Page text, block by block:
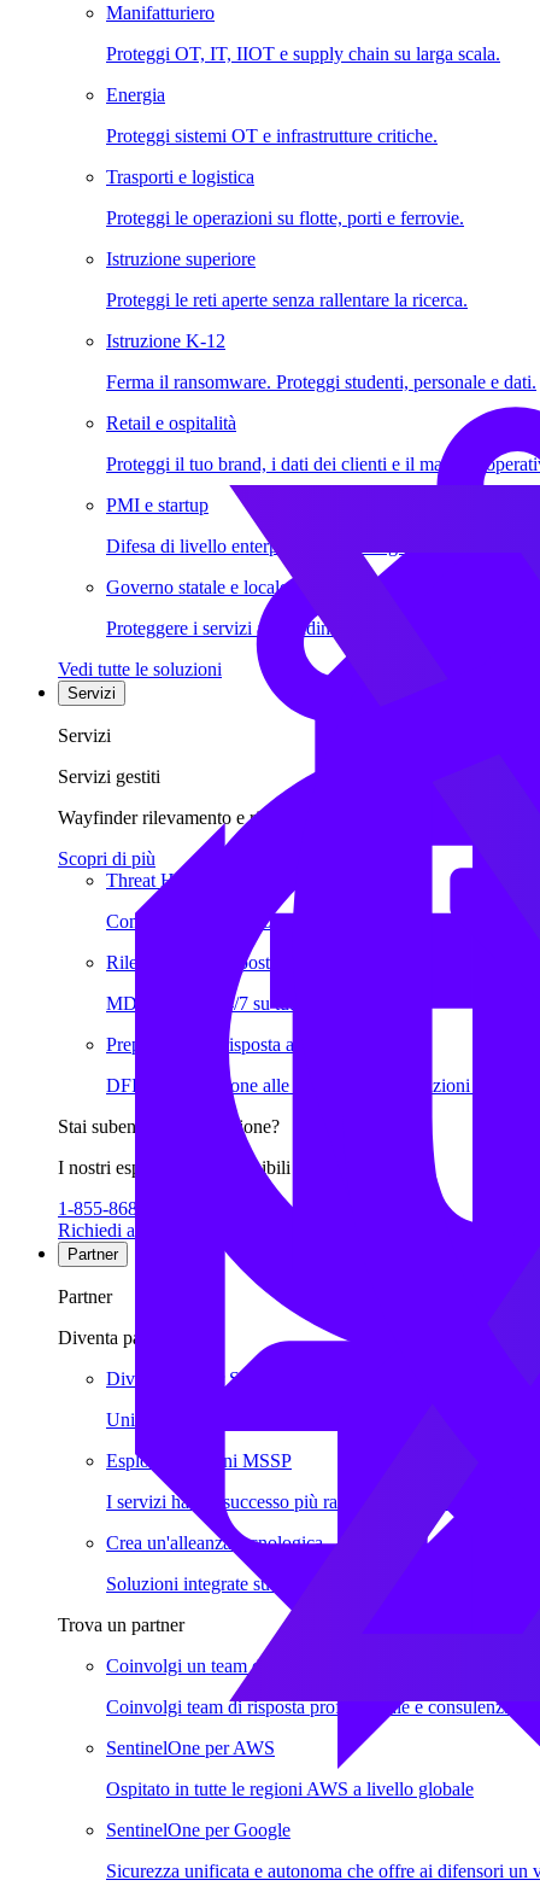
Manifatturiero
Proteggi OT, IT, IIOT e supply chain su larga scala.
Energia
Proteggi sistemi OT e infrastrutture critiche.
Trasporti e logistica
Proteggi le operazioni su flotte, porti e ferrovie.
Istruzione superiore
Proteggi le reti aperte senza rallentare la ricerca.
Istruzione K-12
Ferma il ransomware. Proteggi studenti, personale e dati.
Retail e ospitalità
Proteggi il tuo brand, i dati dei clienti e il margine
PMI e startup
Difesa di livello enterprise per team agili.
Governo statale e locale
Proteggere i servizi ai cittadini, l'infrastruttura e i dati
Vedi tutte le soluzioni
Servizi
Servizi
Servizi gestiti
Wayfinder rilevamento e risposta alle minacce.
Scopri di più
Threat Hunting
Competenza di livello mondiale e threat intelligence.
Rilevamento e risposta gestiti
MDR esperto 24/7 su tutto il tuo ambiente.
Preparazione e risposta agli incidenti
DFIR, preparazione alle violazioni e valutazioni di
Stai subendo una violazione?
I nostri esperti sono disponibili 24/7 per aiutarti.
1-855-868-3733
Richiedi assistenza ora
Partner
Partner
Diventa partner
Diventa partner SentinelOne
Unisciti all'ecosistema globale SentinelOne
Esplora soluzioni MSSP
I servizi hanno successo più rapidamente con
Crea un'alleanza tecnologica
Soluzioni integrate su scala enterprise
Trova un partner
Coinvolgi un team di risposta o consulenza
Coinvolgi team di risposta professionale e consulenza
SentinelOne per AWS
Ospitato in tutte le regioni AWS a livello globale
SentinelOne per Google
Sicurezza unificata e autonoma che offre ai difensori un